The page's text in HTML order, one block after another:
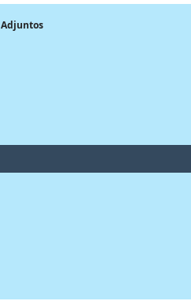
Adjuntos